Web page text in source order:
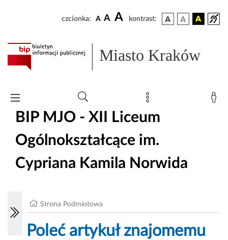
czcionka: A A A kontrast:
Miasto Kraków
BIP MJO - XII Liceum
Ogólnokształcące im.
Cypriana Kamila Norwida
Strona Podmiotowa
Poleć artykuł znajomemu